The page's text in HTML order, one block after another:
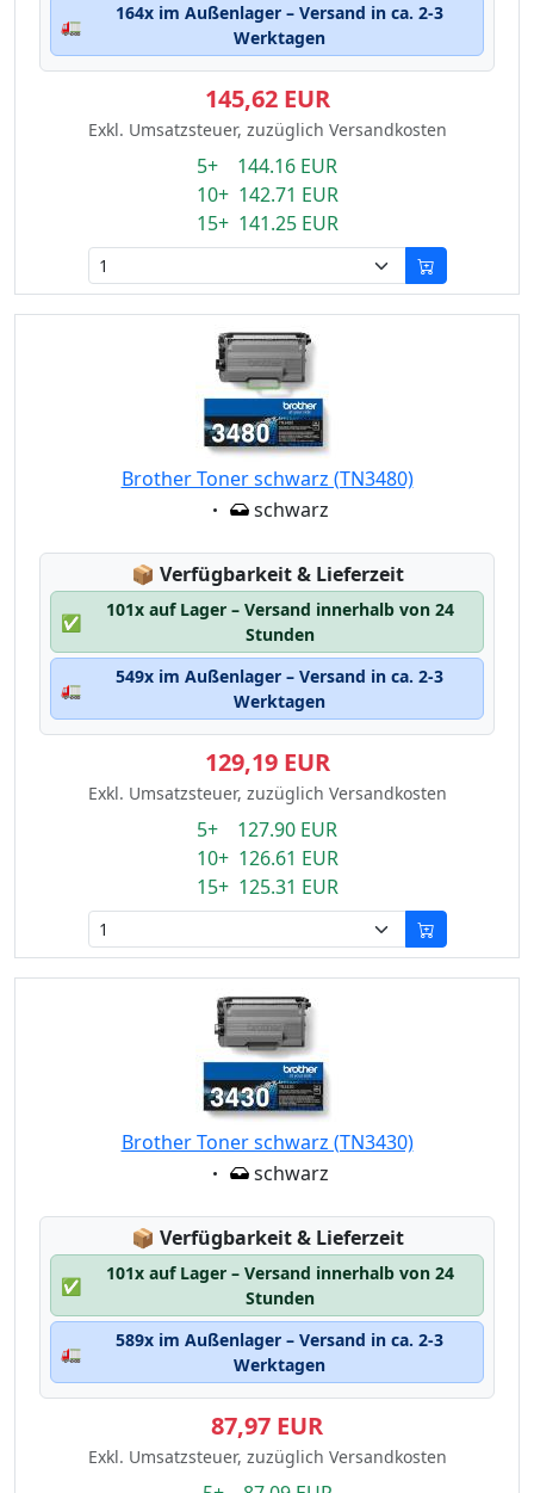
🚛
164x im Außenlager – Versand in ca. 2-3
Werktagen
145,62 EUR
Exkl. Umsatzsteuer, zuzüglich Versandkosten
5+ 144.16 EUR
10+ 142.71 EUR
15+ 141.25 EUR
Brother Toner schwarz (TN3480)
Eigenschaft:
schwarz
📦 Lagerstatus:
Verfügbarkeit & Lieferzeit
✅
101x auf Lager – Versand innerhalb von 24
Stunden
🚛
549x im Außenlager – Versand in ca. 2-3
Werktagen
129,19 EUR
Exkl. Umsatzsteuer, zuzüglich Versandkosten
5+ 127.90 EUR
10+ 126.61 EUR
15+ 125.31 EUR
Brother Toner schwarz (TN3430)
Eigenschaft:
schwarz
📦 Lagerstatus:
Verfügbarkeit & Lieferzeit
✅
101x auf Lager – Versand innerhalb von 24
Stunden
🚛
589x im Außenlager – Versand in ca. 2-3
Werktagen
87,97 EUR
Exkl. Umsatzsteuer, zuzüglich Versandkosten